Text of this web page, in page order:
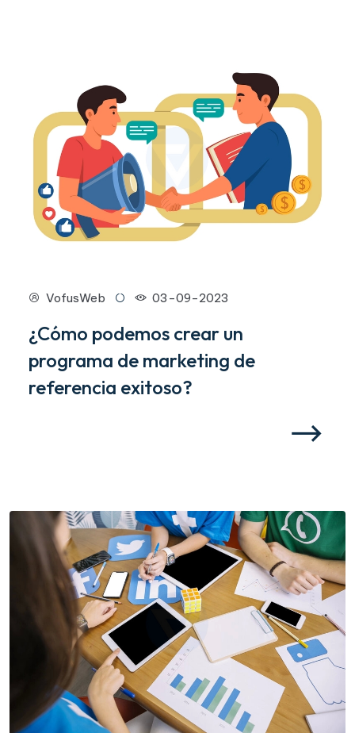
VofusWeb 03-09-2023
¿Cómo podemos crear un
programa de marketing de
referencia exitoso?